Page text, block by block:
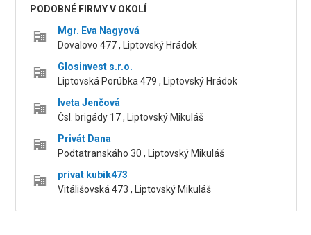
PODOBNÉ FIRMY V OKOLÍ
Mgr. Eva Nagyová
Dovalovo 477 , Liptovský Hrádok
Glosinvest s.r.o.
Liptovská Porúbka 479 , Liptovský Hrádok
Iveta Jenčová
Čsl. brigády 17 , Liptovský Mikuláš
Privát Dana
Podtatranskáho 30 , Liptovský Mikuláš
privat kubik473
Vitálišovská 473 , Liptovský Mikuláš